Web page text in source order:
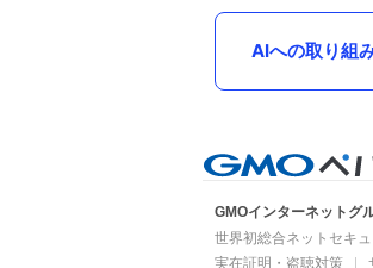
AIへの取り組
GMOインターネットグ
世界初総合ネットセキ
実在証明・盗聴対策